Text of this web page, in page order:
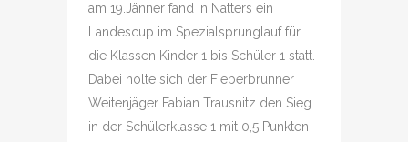
am 19.Jänner fand in Natters ein
Landescup im Spezialsprunglauf für
die Klassen Kinder 1 bis Schüler 1 statt.
Dabei holte sich der Fieberbrunner
Weitenjäger Fabian Trausnitz den Sieg
in der Schülerklasse 1 mit 0,5 Punkten